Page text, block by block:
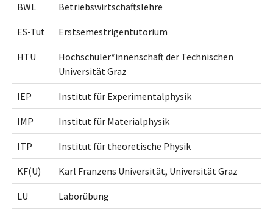
BWL Betriebswirtschaftslehre
ES-Tut Erstsemestrigentutorium
HTU
Hochschüler*innenschaft der Technischen
Universität Graz
IEP Institut für Experimentalphysik
IMP Institut für Materialphysik
ITP Institut für theoretische Physik
KF(U) Karl Franzens Universität, Universität Graz
LU Laborübung